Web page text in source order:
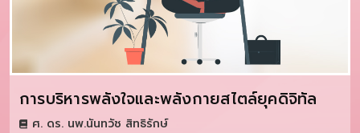
การบริหารพลังใจและพลังกายสไตล์ยุคดิจิทัล
ศ. ดร. นพ.นันทวัช สิทธิรักษ์